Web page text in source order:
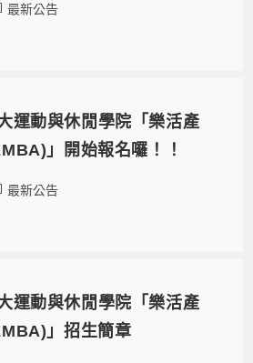
最新公告
運動與休閒學院「樂活產
」開始報名囉！！
最新公告
運動與休閒學院「樂活產
」招生簡章